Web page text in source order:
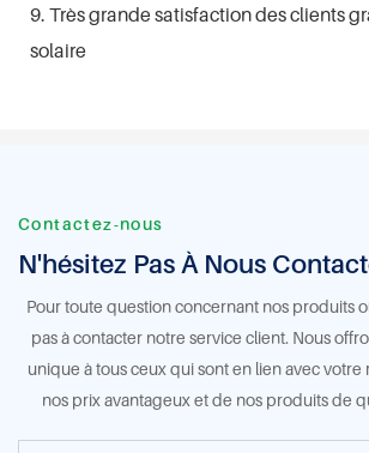
9. Très grande satisfaction des clients
solaire
Contactez-nous
N'hésitez Pas À Nous
Pour toute question concernant nos produits
pas à contacter notre service client. Nous
unique à tous ceux qui sont en lien avec votre
nos prix avantageux et de nos produits de